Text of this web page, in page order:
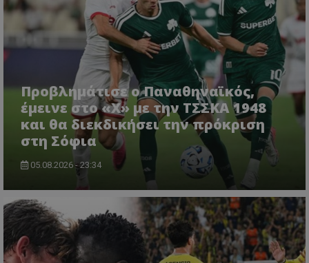
Προβλημάτισε ο Παναθηναϊκός,
έμεινε στο «Χ» με την ΤΣΣΚΑ 1948
και θα διεκδικήσει την πρόκριση
στη Σόφια
05.08.2026 - 23:34